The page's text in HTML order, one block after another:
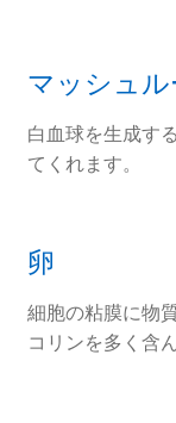
マッシュル
白血球を生成す
てくれます。
卵
細胞の粘膜に物
コリンを多く含